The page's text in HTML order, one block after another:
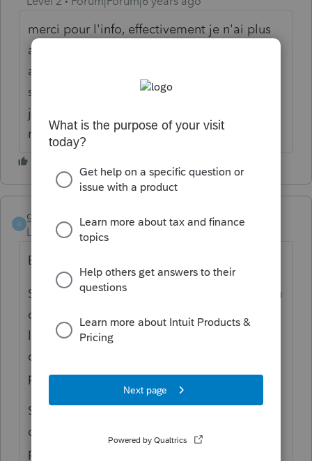
merci pour l'info, effectivement je n'ai plus
aucune licence,très bizarre et quand j'en
ajoute une ça donne un code d'erreur "bad
state" tout aussi bizarre. Avant de réinstallé
je vais appelé le soutien technique demain.
merci bon samaritin
G
gerryrobitaille
Level 2
Forum|Forum|6 years ago
Bonjour,
Si c'est un nouveau dossier pour un nouveau
client, verifier dans le formulaire INFO que
la province de Quebec soit inscrit autant
dans l'adresse de residence que pour la
province de travailleur independant.
Si les formulaires du Quebec ne sont pas
disponibles au declaration de client deja
produit, il est possible que votre license soit